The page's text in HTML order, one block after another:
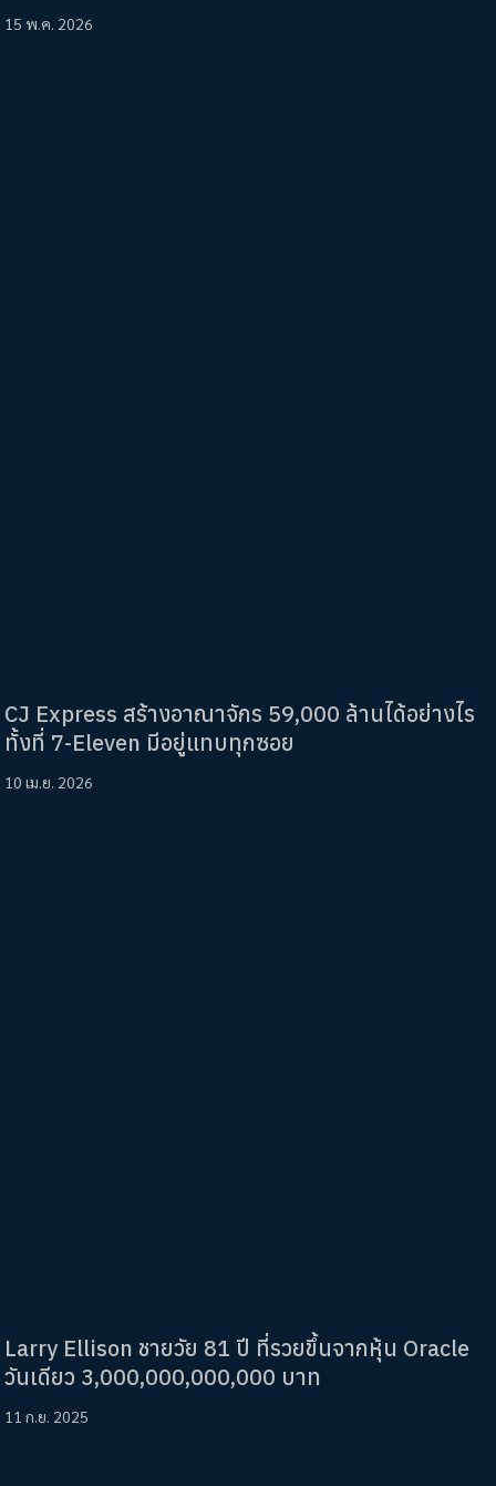
15 พ.ค. 2026
CJ Express สร้างอาณาจักร 59,000 ล้านได้อย่างไร
ทั้งที่ 7-Eleven มีอยู่แทบทุกซอย
10 เม.ย. 2026
Larry Ellison ชายวัย 81 ปี ที่รวยขึ้นจากหุ้น Oracle
วันเดียว 3,000,000,000,000 บาท
11 ก.ย. 2025